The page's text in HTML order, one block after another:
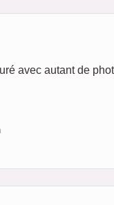
avec autant de